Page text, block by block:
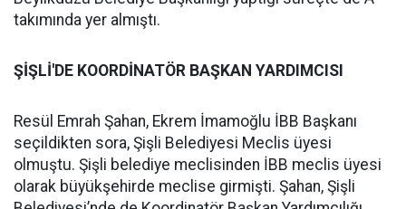
takımında yer almıştı.
ŞİŞLİ'DE KOORDİNATÖR BAŞKAN YARDIMCISI
Resül Emrah Şahan, Ekrem İmamoğlu İBB Başkanı
seçildikten sora, Şişli Belediyesi Meclis üyesi
olmuştu. Şişli belediye meclisinden İBB meclis üyesi
olarak büyükşehirde meclise girmişti. Şahan, Şişli